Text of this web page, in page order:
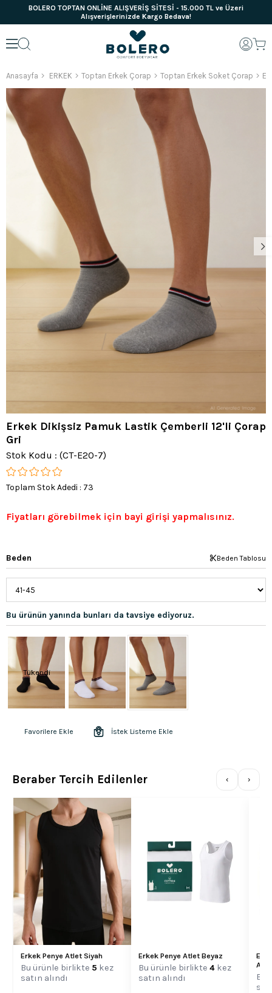
BOLERO TOPTAN ONLİNE ALIŞVERİŞ SİTESİ - 15.000 TL ve Üzeri
Alışverişlerinizde Kargo Bedava!
Anasayfa ERKEK Toptan Erkek Çorap Toptan Erkek Soket Çorap
Erkek Dikişsiz Pamuk Lastik Çemberli 12'li Çorap
Gri
Stok Kodu (CT-E20-7)
Toplam Stok Adedi : 73
Fiyatları görebilmek için bayi girişi yapmalısınız.
Beden Beden Tablosu
Bu ürünün yanında bunları da tavsiye ediyoruz.
Tükendi
Favorilere Ekle İstek Listeme Ekle
Beraber Tercih Edilenler ‹ ›
Erkek Penye Atlet Siyah
Bu ürünle birlikte 5 kez
satın alındı
Erkek Penye Atlet Beyaz
Bu ürünle birlikte 4kez
satın alındı
Bu